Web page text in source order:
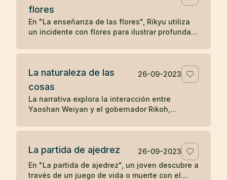
parte del discípulo, solidificando su relación
maestro-discípulo en un vínculo eterno de
respeto y aprendizaje.
flores
En "La enseñanza de las flores", Rikyu utiliza
un incidente con flores para ilustrar profundas
transitoria de los fenómenos y la interconexión
la transformación y la percepción influyen en
La naturaleza de las
cosas
26-09-2023
La narrativa explora la interacción entre
Yaoshan Weiyan y el gobernador Rikoh,
un poema, la comprensión súbita de Rikoh
sabiduría simple pero profunda del Tao.
La partida de ajedrez
26-09-2023
En "La partida de ajedrez", un joven descubre a
través de un juego de vida o muerte con el